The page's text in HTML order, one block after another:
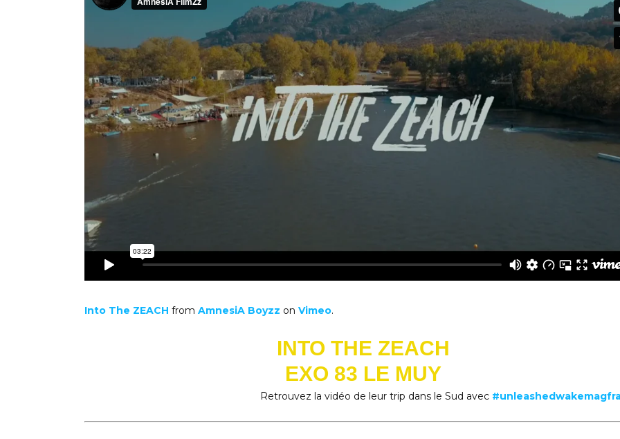
Into The ZEACH from AmnesiA Boyzz on Vimeo.
INTO THE ZEACH
EXO 83 LE MUY
Retrouvez la vidéo de leur trip dans le Sud avec